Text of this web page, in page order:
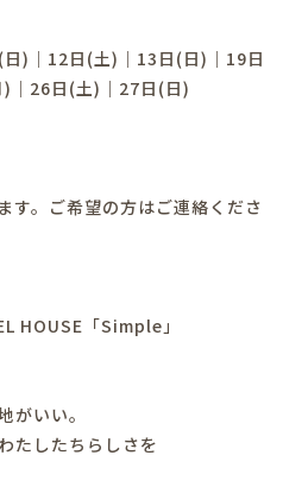
)｜12日(土)｜13日(日)｜19日
｜26日(土)｜27日(日)
す。ご希望の方はご連絡くださ
HOUSE「Simple」
がいい。
たしたちらしさを